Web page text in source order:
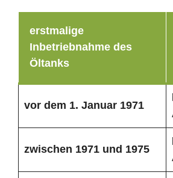
erstmalige
Inbetriebnahme des
Öltanks
vor dem 1. Januar 1971
zwischen 1971 und 1975